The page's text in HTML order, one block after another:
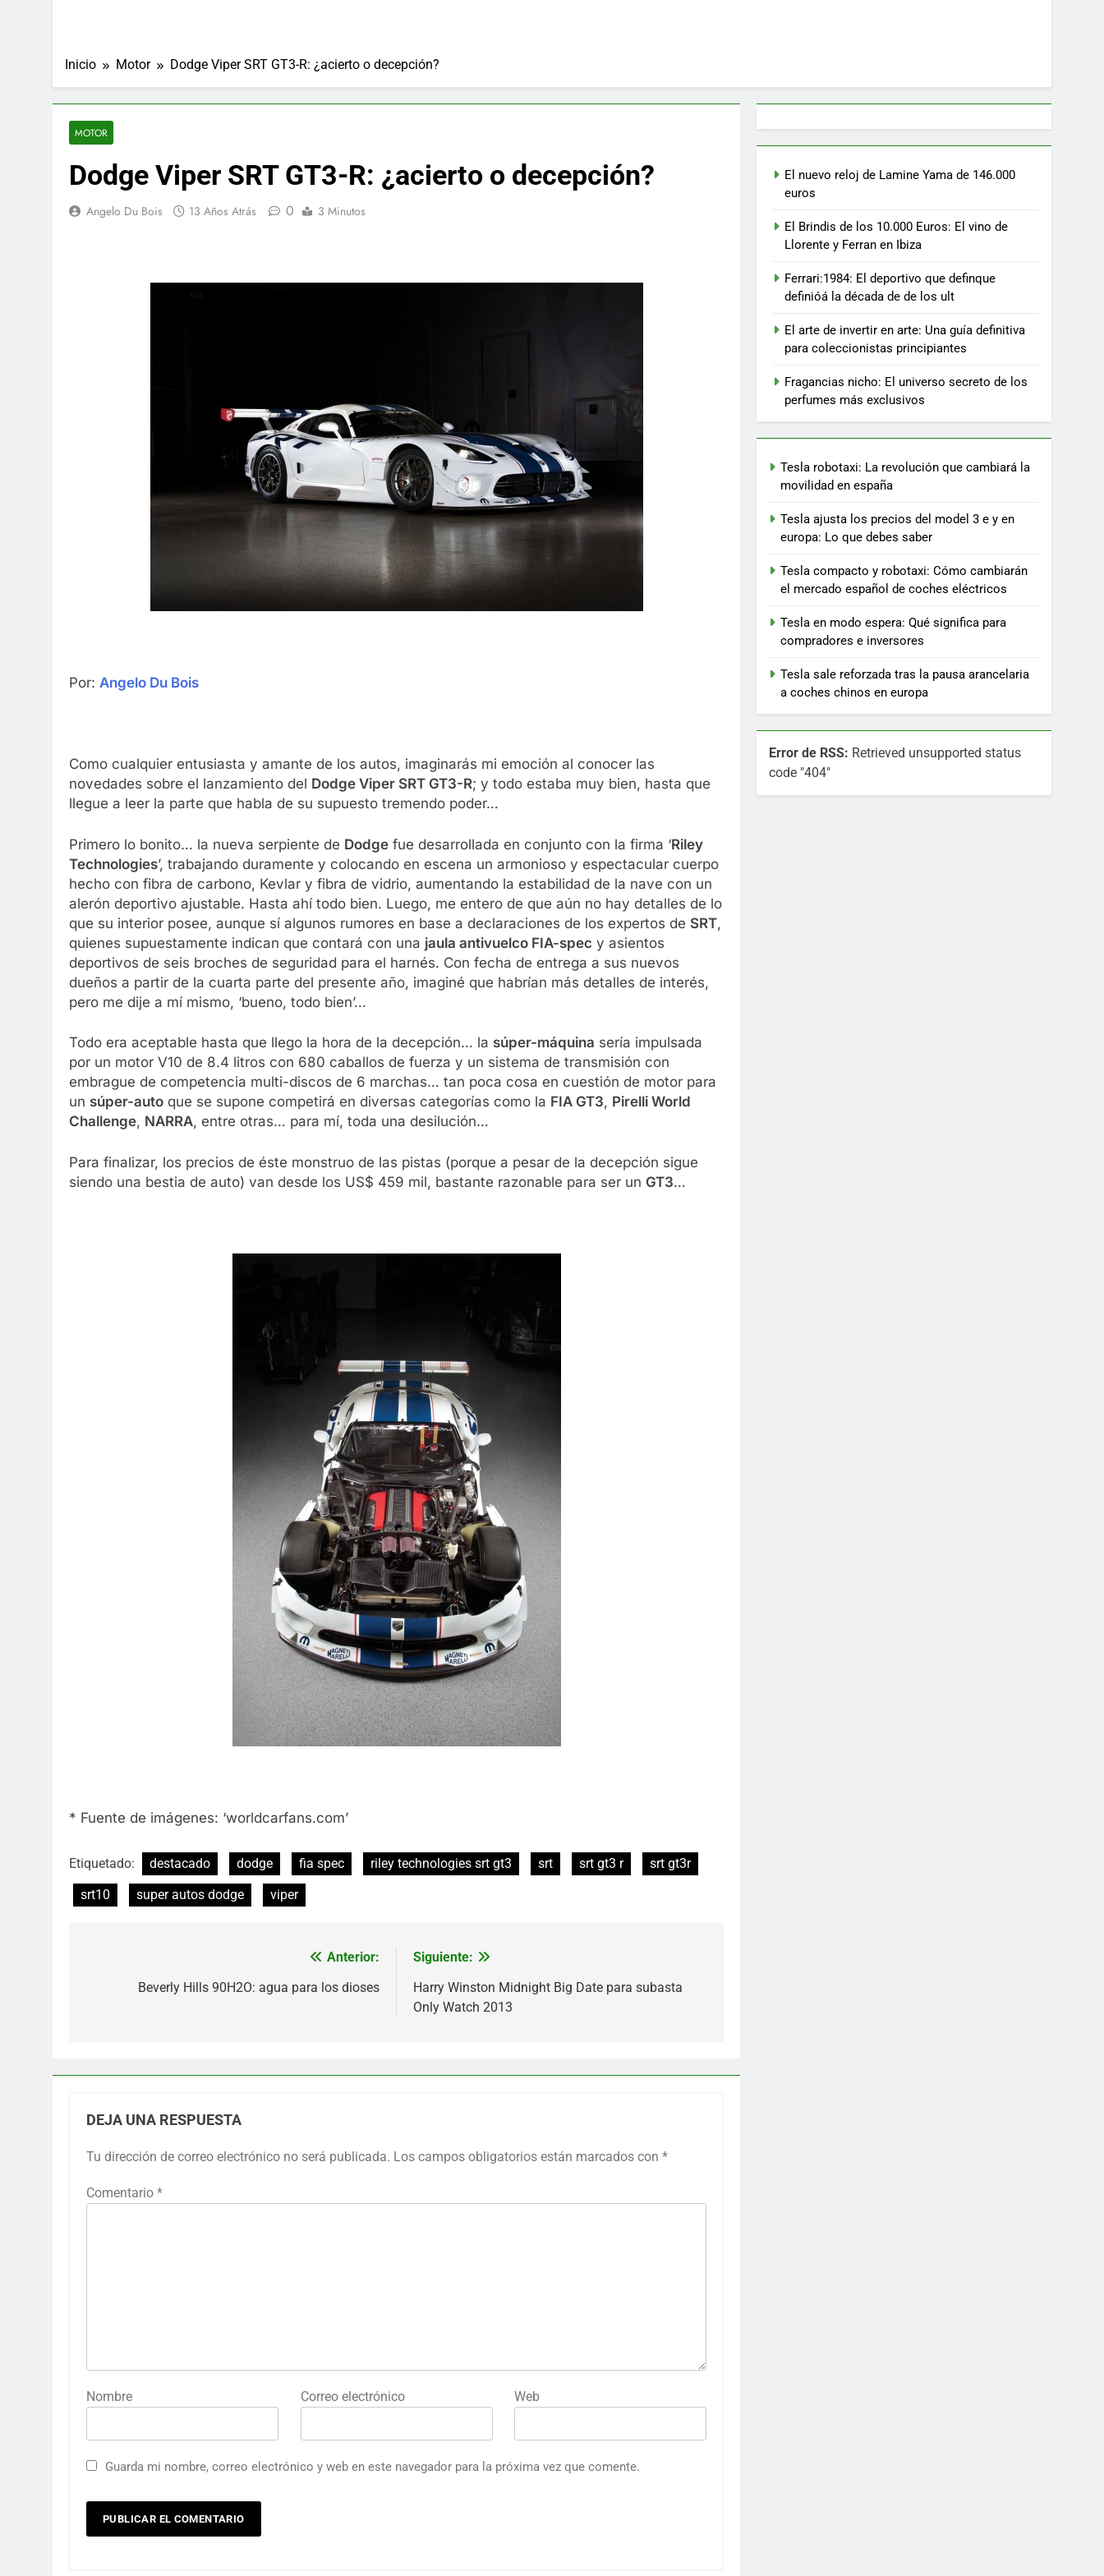
Inicio Motor Dodge Viper SRT GT3-R: ¿acierto o decepción?
MOTOR
Dodge Viper SRT GT3-R: ¿acierto o decepción?
Angelo Du Bois 13 Años Atrás 0 3 Minutos
Por: Angelo Du Bois
Como cualquier entusiasta y amante de los autos, imaginarás mi emoción al conocer las
novedades sobre el lanzamiento del Dodge Viper SRT GT3-R; y todo estaba muy bien, hasta que
llegue a leer la parte que habla de su supuesto tremendo poder…
Primero lo bonito… la nueva serpiente de Dodge fue desarrollada en conjunto con la firma ‘Riley
Technologies’, trabajando duramente y colocando en escena un armonioso y espectacular cuerpo
hecho con fibra de carbono, Kevlar y fibra de vidrio, aumentando la estabilidad de la nave con un
alerón deportivo ajustable. Hasta ahí todo bien. Luego, me entero de que aún no hay detalles de lo
que su interior posee, aunque sí algunos rumores en base a declaraciones de los expertos de SRT,
quienes supuestamente indican que contará con una jaula antivuelco FIA-spec y asientos
deportivos de seis broches de seguridad para el harnés. Con fecha de entrega a sus nuevos
dueños a partir de la cuarta parte del presente año, imaginé que habrían más detalles de interés,
pero me dije a mí mismo, ‘bueno, todo bien’…
Todo era aceptable hasta que llego la hora de la decepción… la súper-máquina sería impulsada
por un motor V10 de 8.4 litros con 680 caballos de fuerza y un sistema de transmisión con
embrague de competencia multi-discos de 6 marchas… tan poca cosa en cuestión de motor para
un súper-auto que se supone competirá en diversas categorías como la FIA GT3, Pirelli World
Challenge, NARRA, entre otras… para mí, toda una desilución…
Para finalizar, los precios de éste monstruo de las pistas (porque a pesar de la decepción sigue
siendo una bestia de auto) van desde los US$ 459 mil, bastante razonable para ser un GT3…
* Fuente de imágenes: ‘worldcarfans.com’
Etiquetado: destacado dodge fia spec riley technologies srt gt3 srt srt gt3 r
srt gt3r
srt10
super autos dodge viper
Anterior:
Beverly Hills 90H2O: agua para los dioses
Siguiente:
Harry Winston Midnight Big Date para subasta
Only Watch 2013
DEJA UNA RESPUESTA
Tu dirección de correo electrónico no será publicada. Los campos obligatorios están marcados con *
Comentario *
Nombre Correo electrónico Web
Guarda mi nombre, correo electrónico y web en este navegador para la próxima vez que comente.
El nuevo reloj de Lamine Yama de 146.000
euros
El Brindis de los 10.000 Euros: El vino de
Llorente y Ferran en Ibiza
Ferrari:1984: El deportivo que definque
definióá la década de de los ult
El arte de invertir en arte: Una guía definitiva
para coleccionistas principiantes
Fragancias nicho: El universo secreto de los
perfumes más exclusivos
Tesla robotaxi: La revolución que cambiará la
movilidad en españa
Tesla ajusta los precios del model 3 e y en
europa: Lo que debes saber
Tesla compacto y robotaxi: Cómo cambiarán
el mercado español de coches eléctricos
Tesla en modo espera: Qué significa para
compradores e inversores
Tesla sale reforzada tras la pausa arancelaria
a coches chinos en europa
Error de RSS: Retrieved unsupported status
code "404"